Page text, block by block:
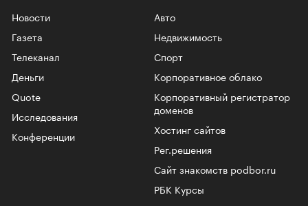
Новости
Газета
Телеканал
Авто
Недвижимость
Спорт
Корпоративное облако
Корпоративный регистратор
доменов
Хостинг сайтов
Рег.решения
Сайт знакомств podbor.ru
РБК Курсы
Деньги
Quote
Исследования
Конференции